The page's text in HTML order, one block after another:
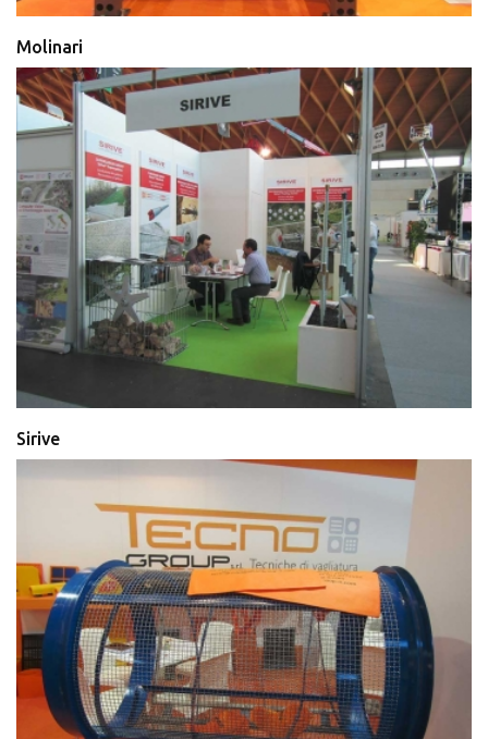
Molinari
Sirive